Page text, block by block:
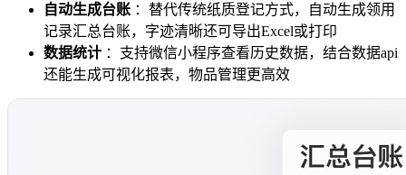
自动生成台账 ：替代传统纸质登记方式，自动生成领用
记录汇总台账，字迹清晰还可导出Excel或打印
数据统计 ：支持微信小程序查看历史数据，结合数据api
还能生成可视化报表，物品管理更高效